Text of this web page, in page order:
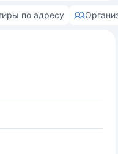
по адресу